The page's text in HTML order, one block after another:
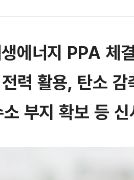
너지 PPA 체
력 활용, 탄소 감
부지 확보 등